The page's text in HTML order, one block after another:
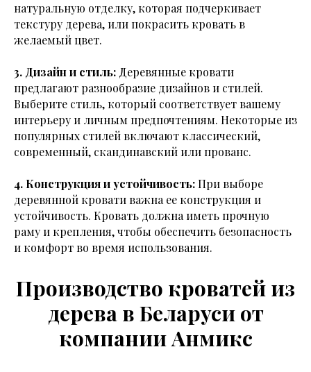
натуральную отделку, которая подчеркивает
текстуру дерева, или покрасить кровать в
желаемый цвет.
3. Дизайн и стиль: Деревянные кровати
предлагают разнообразие дизайнов и стилей.
Выберите стиль, который соответствует вашему
интерьеру и личным предпочтениям. Некоторые из
популярных стилей включают классический,
современный, скандинавский или прованс.
4. Конструкция и устойчивость:При выборе
деревянной кровати важна ее конструкция и
устойчивость. Кровать должна иметь прочную
раму и крепления, чтобы обеспечить безопасность
и комфорт во время использования.
Производство кроватей из
дерева в Беларуси от
компании Анмикс